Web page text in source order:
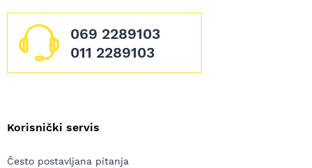
069 2289103
011 2289103
Korisnički servis
Često postavljana pitanja